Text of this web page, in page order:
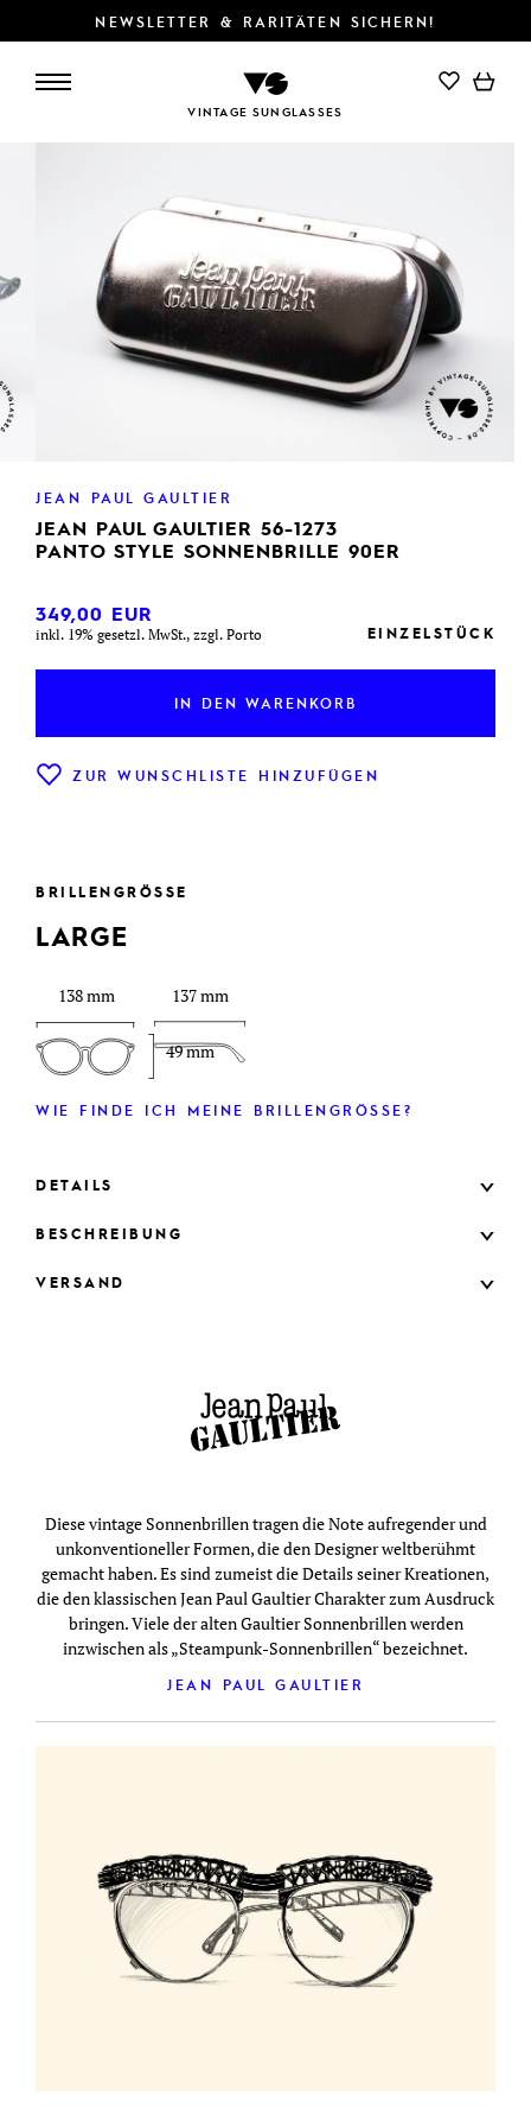
NEWSLETTER & RARITÄTEN SICHERN!
VINTAGE SUNGLASSES
IN DEN WARENKORB
JEAN PAUL GAULTIER
JEAN PAUL GAULTIER 56-1273
PANTO STYLE SONNENBRILLE 90ER
349,00 EUR
inkl. 19% gesetzl. MwSt., zzgl. Porto EINZELSTÜCK
IN DEN WARENKORB
ZUR WUNSCHLISTE HINZUFÜGEN
BRILLENGRÖSSE
LARGE
138 mm
49 mm
137 mm
WIE FINDE ICH MEINE BRILLENGRÖSSE?
DETAILS
BESCHREIBUNG
VERSAND
Diese vintage Sonnenbrillen tragen die Note aufregender und
unkonventioneller Formen, die den Designer weltberühmt
gemacht haben. Es sind zumeist die Details seiner Kreationen,
die den klassischen Jean Paul Gaultier Charakter zum Ausdruck
bringen. Viele der alten Gaultier Sonnenbrillen werden
inzwischen als „Steampunk-Sonnenbrillen“ bezeichnet.
JEAN PAUL GAULTIER